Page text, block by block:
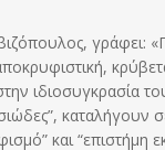
γράφει:
ιδιοσυγκρασία
καταλήγουν
και “επιστήμη